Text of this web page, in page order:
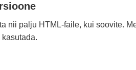
nii palju HTML-faile, kui soovite.